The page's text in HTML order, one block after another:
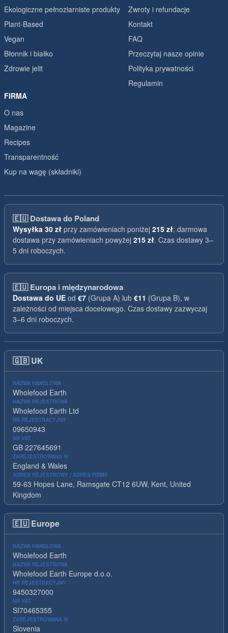
Ekologiczne pełnoziarniste produkty
Plant-Based
Vegan
Błonnik i białko
Zdrowie jelit
Zwroty i refundacje
Kontakt
FAQ
Przeczytaj nasze opinie
Polityka prywatności
Regulamin
FIRMA
O nas
Magazine
Recipes
Transparentność
Kup na wagę (składniki)
🇪🇺Dostawa do Poland
Wysyłka 30 zł przy zamówieniach poniżej 215 zł; darmowa
dostawa przy zamówieniach powyżej 215 zł. Czas dostawy 3–
5 dni roboczych.
🇪🇺Europa i międzynarodowa
Dostawa do UE od €7 (Grupa A) lub €11 (Grupa B), w
zależności od miejsca docelowego. Czas dostawy zazwyczaj
3–6 dni roboczych.
🇬🇧 UK
NAZWA HANDLOWA
Wholefood Earth
NAZWA REJESTROWA
Wholefood Earth Ltd
NR REJESTRACYJNY
09650943
NR VAT
GB 227645691
ZAREJESTROWANA W
England & Wales
ADRES REJESTROWY / ADRES FIRMY
59-63 Hopes Lane, Ramsgate CT12 6UW, Kent, United
Kingdom
🇪🇺 Europe
NAZWA HANDLOWA
Wholefood Earth
NAZWA REJESTROWA
Wholefood Earth Europe d.o.o.
NR REJESTRACYJNY
9450327000
NR VAT
SI70465355
ZAREJESTROWANA W
Slovenia